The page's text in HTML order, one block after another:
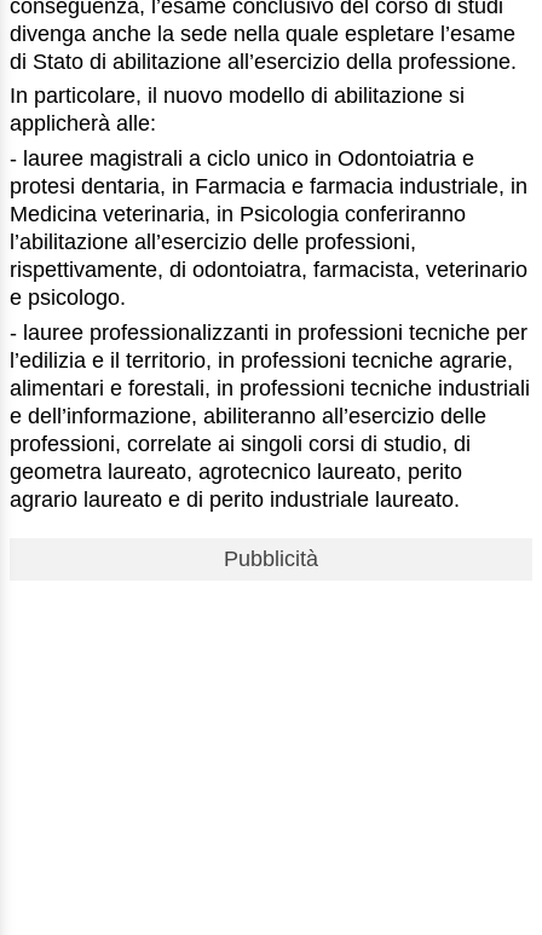
conseguenza, l’esame conclusivo del corso di studi
divenga anche la sede nella quale espletare l’esame
di Stato di abilitazione all’esercizio della professione.
In particolare, il nuovo modello di abilitazione si
applicherà alle:
- lauree magistrali a ciclo unico in Odontoiatria e
protesi dentaria, in Farmacia e farmacia industriale, in
Medicina veterinaria, in Psicologia conferiranno
l’abilitazione all’esercizio delle professioni,
rispettivamente, di odontoiatra, farmacista, veterinario
e psicologo.
- lauree professionalizzanti in professioni tecniche per
l’edilizia e il territorio, in professioni tecniche agrarie,
alimentari e forestali, in professioni tecniche industriali
e dell’informazione, abiliteranno all’esercizio delle
professioni, correlate ai singoli corsi di studio, di
geometra laureato, agrotecnico laureato, perito
agrario laureato e di perito industriale laureato.
Pubblicità